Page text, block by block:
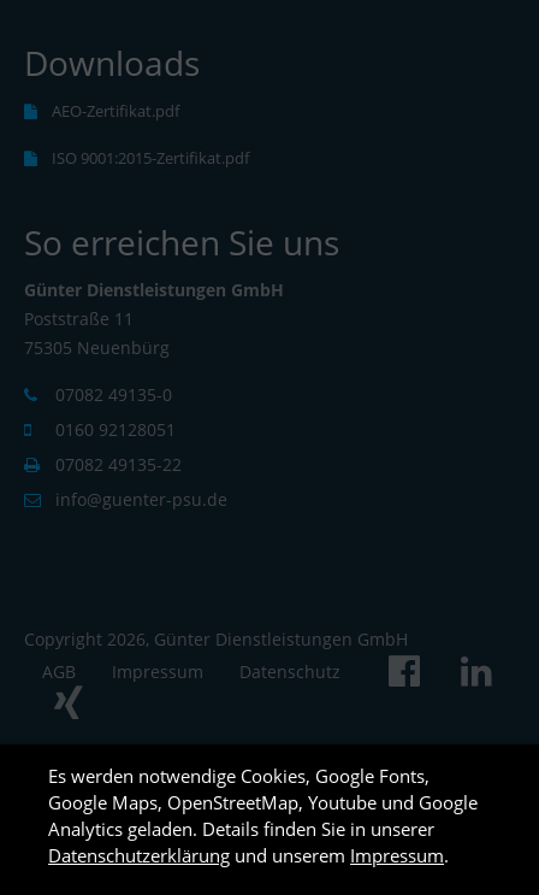
Downloads
AEO-Zertifikat.pdf
ISO 9001:2015-Zertifikat.pdf
So erreichen Sie uns
Günter Dienstleistungen GmbH
Poststraße 11
75305 Neuenbürg
07082 49135-0
0160 92128051
07082 49135-22
info@guenter-psu.de
Copyright 2026, Günter Dienstleistungen GmbH
AGB
Impressum Datenschutz
Es werden notwendige Cookies, Google Fonts,
Google Maps, OpenStreetMap, Youtube und Google
Analytics geladen. Details finden Sie in unserer
Datenschutzerklärung und unserem Impressum.